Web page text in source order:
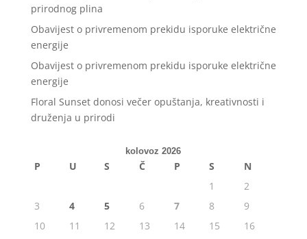
prirodnog plina
Obavijest o privremenom prekidu isporuke električne
energije
Obavijest o privremenom prekidu isporuke električne
energije
Floral Sunset donosi večer opuštanja, kreativnosti i
druženja u prirodi
kolovoz 2026
P U S Č P S
N
1
2
3
4 5 6 7 8
9
10
11 12 13 14 15 16